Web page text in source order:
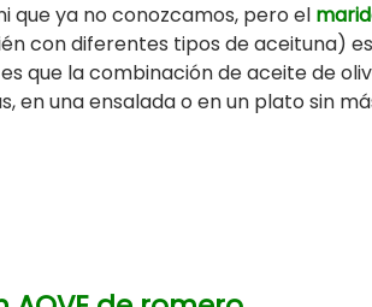
que ya no conozcamos, pero el
con diferentes tipos de aceituna)
que la combinación de aceite de
en una ensalada o en un plato sin